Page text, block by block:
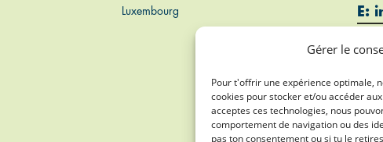
Gérer le
Pour t'offrir une expérience optimale,
cookies pour stocker et/ou accéder
acceptes ces technologies, nous
comportement de navigation ou des
pas ton consentement ou si tu le
Luxembourg
E: